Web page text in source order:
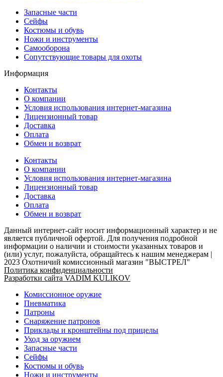
Запасные части
Сейфы
Костюмы и обувь
Ножи и инструменты
Самооборона
Сопутствующие товары для охоты
Информация
Контакты
О компании
Условия использования интернет-магазина
Лицензионный товар
Доставка
Оплата
Обмен и возврат
Контакты
О компании
Условия использования интернет-магазина
Лицензионный товар
Доставка
Оплата
Обмен и возврат
Данный интернет-сайт носит информационный характер и не
является публичной офертой. Для получения подробной
информации о наличии и стоимости указанных товаров и
(или) услуг, пожалуйста, обращайтесь к нашим менеджерам |
2023 Охотничий комиссионный магазин "ВЫСТРЕЛ"
Политика конфиденциальности
Разработки сайта VADIM KULIKOV
Комиссионное оружие
Пневматика
Патроны
Снаряжение патронов
Приклады и кронштейны под прицелы
Уход за оружием
Запасные части
Сейфы
Костюмы и обувь
Ножи и инструменты